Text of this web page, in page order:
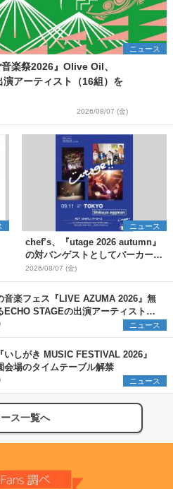
ニュース
楽祭2026』Olive Oil、
アーティスト（16組）を
2026/08/07 (金)
ニュース
chef’s、『utage 2026 autumn』
の対バンゲストとしてパーカーズ
を発表
2026/08/07 (金)
音楽フェス『LIVE AZUMA 2026』無
ECHO STAGEの出演アーティストを
ニュース
いしがき MUSIC FESTIVAL 2026』
会場のタイムテーブル解禁
ニュース
ス一覧へ